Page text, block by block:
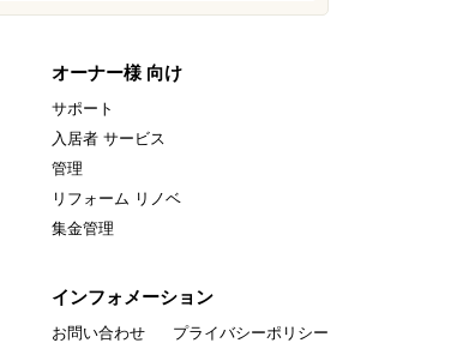
オーナー様 向け
サポート
入居者 サービス
管理
リフォーム リノベ
集金管理
インフォメーション
お問い合わせ
プライバシーポリシー